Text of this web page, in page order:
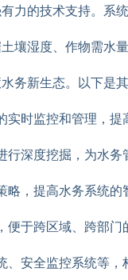
的技术支持。系
湿度、作物需水
务新生态。以下是
时监控和管理，提
深度挖掘，为水务
，提高水务系统的
于跨区域、跨部门
安全监控系统等，